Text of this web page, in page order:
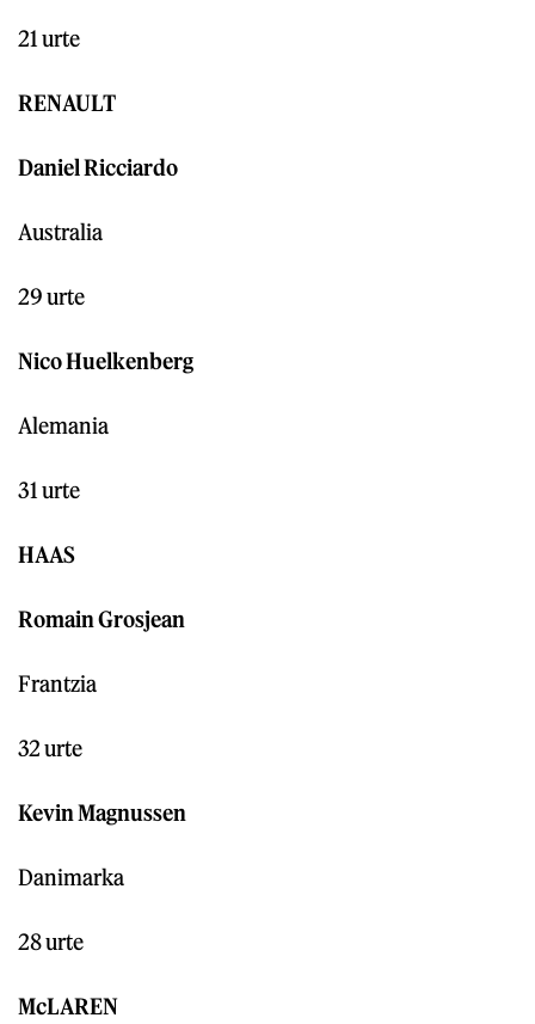
21 urte
RENAULT
Daniel Ricciardo
Australia
29 urte
Nico Huelkenberg
Alemania
31 urte
HAAS
Romain Grosjean
Frantzia
32 urte
Kevin Magnussen
Danimarka
28 urte
McLAREN